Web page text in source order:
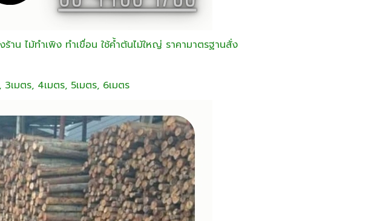
าน ไม้ทำเพิง ทำเขื่อน ใช้ค้ำต้นไม้ใหญ่ ราคามาตรฐานสั่ง
มตร, 4เมตร, 5เมตร, 6เมตร